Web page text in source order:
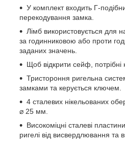
У комплект входить Г-
перекодування замка.
Лімб використовується для
за годинниковою або проти
заданих значень.
Щоб відкрити сейф,
Тристороння ригельна
замками та керується ключем.
4 сталевих нікельованих
⌀ 25 мм.
Високоміцні сталеві
ригелі від висвердлювання та